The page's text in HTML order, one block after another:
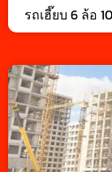
รถเฮี๊ยบ 6 ล้อ